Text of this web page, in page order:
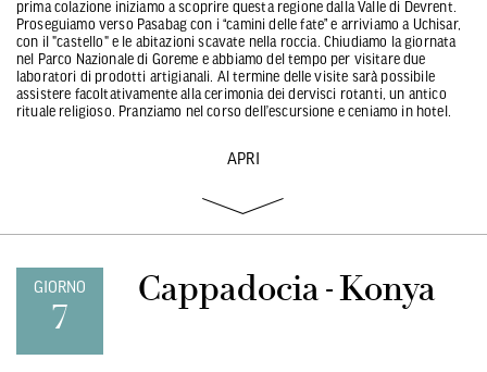
prima colazione iniziamo a scoprire questa regione dalla Valle di Devrent.
Proseguiamo verso Pasabag con i “camini delle fate” e arriviamo a Uchisar,
con il "castello" e le abitazioni scavate nella roccia. Chiudiamo la giornata
nel Parco Nazionale di Goreme e abbiamo del tempo per visitare due
laboratori di prodotti artigianali. Al termine delle visite sarà possibile
assistere facoltativamente alla cerimonia dei dervisci rotanti, un antico
rituale religioso. Pranziamo nel corso dell’escursione e ceniamo in hotel.
APRI
GIORNO
7
Cappadocia - Konya